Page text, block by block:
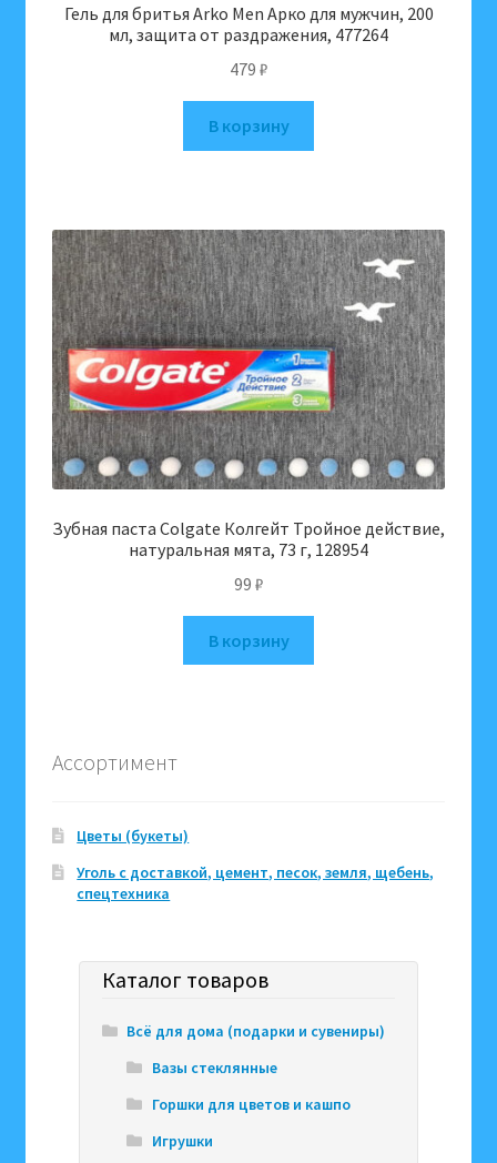
Гель для бритья Arko Men Арко для мужчин, 200
мл, защита от раздражения, 477264
479 ₽
В корзину
Зубная паста Colgate Колгейт Тройное действие,
натуральная мята, 73 г, 128954
99 ₽
В корзину
Ассортимент
Цветы (букеты)
Уголь с доставкой, цемент, песок, земля, щебень,
спецтехника
Каталог товаров
Всё для дома (подарки и сувениры)
Вазы стеклянные
Горшки для цветов и кашпо
Игрушки